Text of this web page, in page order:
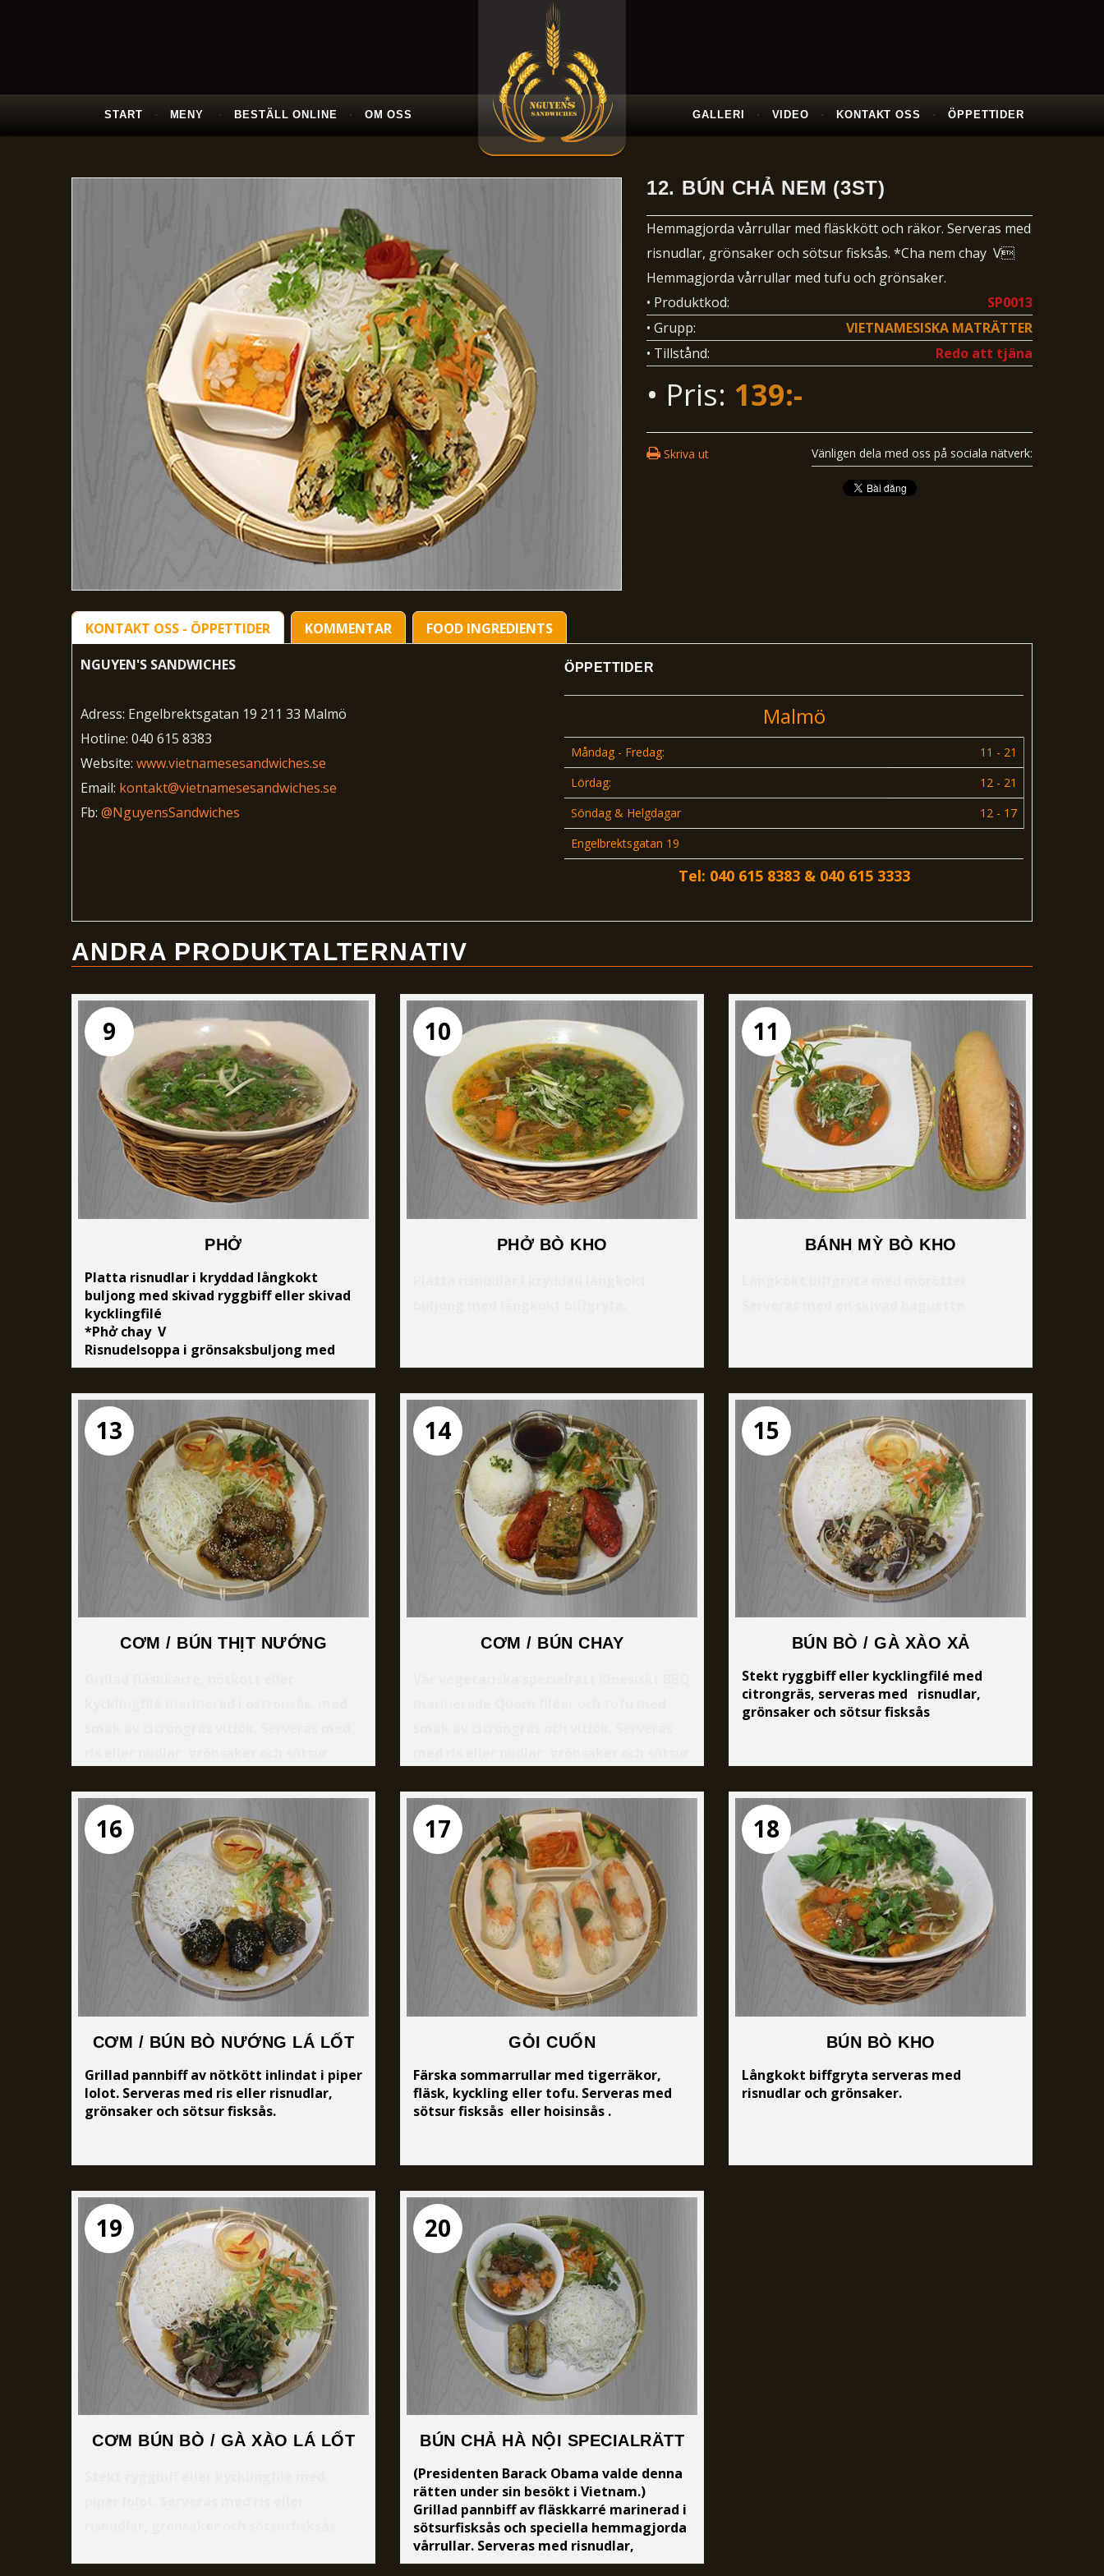
START MENY BESTÄLL ONLINE OM OSS GALLERI VIDEO KONTAKT OSS ÖPPETTIDER
12. BÚN CHẢ NEM (3ST)
Hemmagjorda vårrullar med fläskkött och räkor. Serveras med
risnudlar, grönsaker och sötsur fisksås. *Cha nem chay V
Hemmagjorda vårrullar med tufu och grönsaker.
• Produktkod:
SP0013
• Grupp:
VIETNAMESISKA MATRÄTTER
• Tillstånd:
Redo att tjäna
• Pris: 139:-
Skriva ut Vänligen dela med oss ​​på sociala nätverk:
KONTAKT OSS - ÖPPETTIDER KOMMENTAR
FOOD INGREDIENTS
NGUYEN'S SANDWICHES
Adress: Engelbrektsgatan 19 211 33 Malmö
Hotline: 040 615 8383
Website: www.vietnamesesandwiches.se
Email: kontakt@vietnamesesandwiches.se
Fb: @NguyensSandwiches
ÖPPETTIDER
Malmö
Måndag - Fredag:
11 - 21
Lördag:
12 - 21
Söndag & Helgdagar
12 - 17
Engelbrektsgatan 19
Tel: 040 615 8383 & 040 615 3333
ANDRA PRODUKTALTERNATIV
9
PHỞ
Platta risnudlar i kryddad långkokt
buljong med skivad ryggbiff eller skivad
kycklingfilé
*Phở chay V
Risnudelsoppa i grönsaksbuljong med
tofu och grönsaker.
10
PHỞ BÒ KHO
11
BÁNH MỲ BÒ KHO
13
CƠM / BÚN THỊT NƯỚNG
14
CƠM / BÚN CHAY
15
BÚN BÒ / GÀ XÀO XẢ
Stekt ryggbiff eller kycklingfilé med
citrongräs, serveras med risnudlar,
grönsaker och sötsur fisksås
16
CƠM / BÚN BÒ NƯỚNG LÁ LỐT
Grillad pannbiff av nötkött inlindat i piper
lolot. Serveras med ris eller risnudlar,
grönsaker och sötsur fisksås.
17
GỎI CUỐN
Färska sommarrullar med tigerräkor,
fläsk, kyckling eller tofu. Serveras med
sötsur fisksås eller hoisinsås .
18
BÚN BÒ KHO
Långkokt biffgryta serveras med
risnudlar och grönsaker.
19
CƠM BÚN BÒ / GÀ XÀO LÁ LỐT
20
BÚN CHẢ HÀ NỘI SPECIALRÄTT
(Presidenten Barack Obama valde denna
rätten under sin besökt i Vietnam.)
Grillad pannbiff av fläskkarré marinerad i
sötsurfisksås och speciella hemmagjorda
vårrullar. Serveras med risnudlar,
grönsaker och sötsurfisksås.